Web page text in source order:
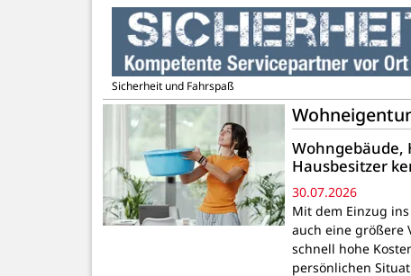
Sicherheit und Fahrspaß
Wohngebäude,
Hausbesitzer
30.07.2026
Mit dem Einzug
auch eine größere
schnell hohe
persönlichen